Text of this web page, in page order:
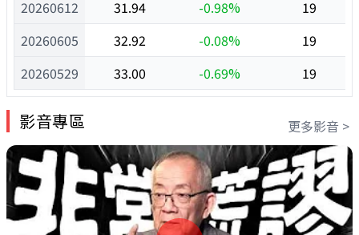
20260612
20260605
20260529
31.94
-0.98%
19
32.92
-0.08%
19
33.00
-0.69% 19
影音專區 更多影音 >